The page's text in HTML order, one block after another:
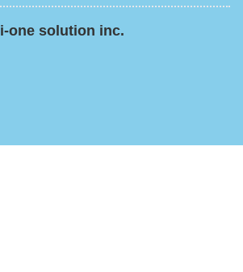
i-one solution inc.